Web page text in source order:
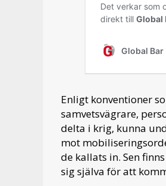
Enligt konventioner
samvetsvägrare,
delta i krig, kunna
mot
de kallats in. Sen
sig själva för att